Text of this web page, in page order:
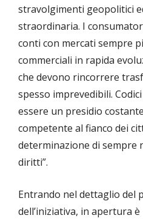
stravolgimenti geopolitici
straordinaria. I
conti con mercati sempre
commerciali in rapida
che devono rincorrere
spesso imprevedibili.
essere un presidio
competente al fianco dei
determinazione di sempre
diritti”.
Entrando nel dettaglio del
dell’iniziativa, in apertura